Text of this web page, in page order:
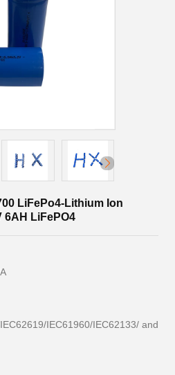
LiFePo4-Lithium Ion
6AH LiFePO4
IEC61960/IEC62133/ and